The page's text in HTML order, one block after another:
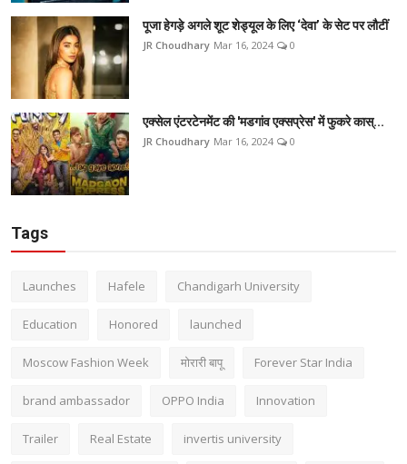
पूजा हेगड़े अगले शूट शेड्यूल के लिए ‘देवा’ के सेट पर लौटीं
JR Choudhary Mar 16, 2024 0
एक्सेल एंटरटेनमेंट की 'मडगांव एक्सप्रेस' में फुकरे कास्...
JR Choudhary Mar 16, 2024 0
Tags
Launches Hafele Chandigarh University
Education Honored launched
Moscow Fashion Week मोरारी बापू Forever Star India
brand ambassador OPPO India Innovation
Trailer Real Estate invertis university